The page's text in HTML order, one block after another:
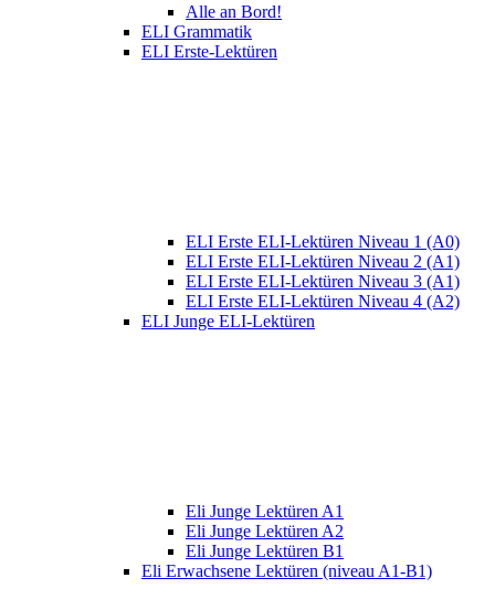
Alle an Bord!
ELI Grammatik
ELI Erste-Lektüren
ELI Erste ELI-Lektüren Niveau 1 (A0)
ELI Erste ELI-Lektüren Niveau 2 (A1)
ELI Erste ELI-Lektüren Niveau 3 (A1)
ELI Erste ELI-Lektüren Niveau 4 (A2)
ELI Junge ELI-Lektüren
Eli Junge Lektüren A1
Eli Junge Lektüren A2
Eli Junge Lektüren B1
Eli Erwachsene Lektüren (niveau A1-B1)